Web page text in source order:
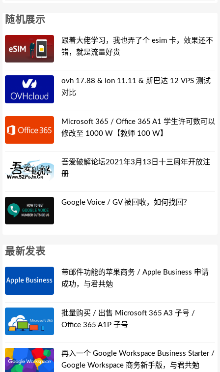
随机展示
跟着大佬学习，我也弄了个 esim 卡，效果还不
错，就是流量好贵
ovh 17.88 & ion 11.11 & 斯巴达 12 VPS 测试
对比
Microsoft 365 / Office 365 A1 学生许可数可以
修改至 1000 W【教师 100 W】
吾爱破解论坛2021年3月13日十三周年开放注
册
Google Voice / GV 被回收，如何找回？
最新发表
带邮件功能的苹果商务 / Apple Business 申请
成功，与君共勉
批量购买 / 出售 Microsoft 365 A3 子号 /
Office 365 A1P 子号
再入一个 Google Workspace Business Starter /
Google Workspace 商务新手版，与君共勉